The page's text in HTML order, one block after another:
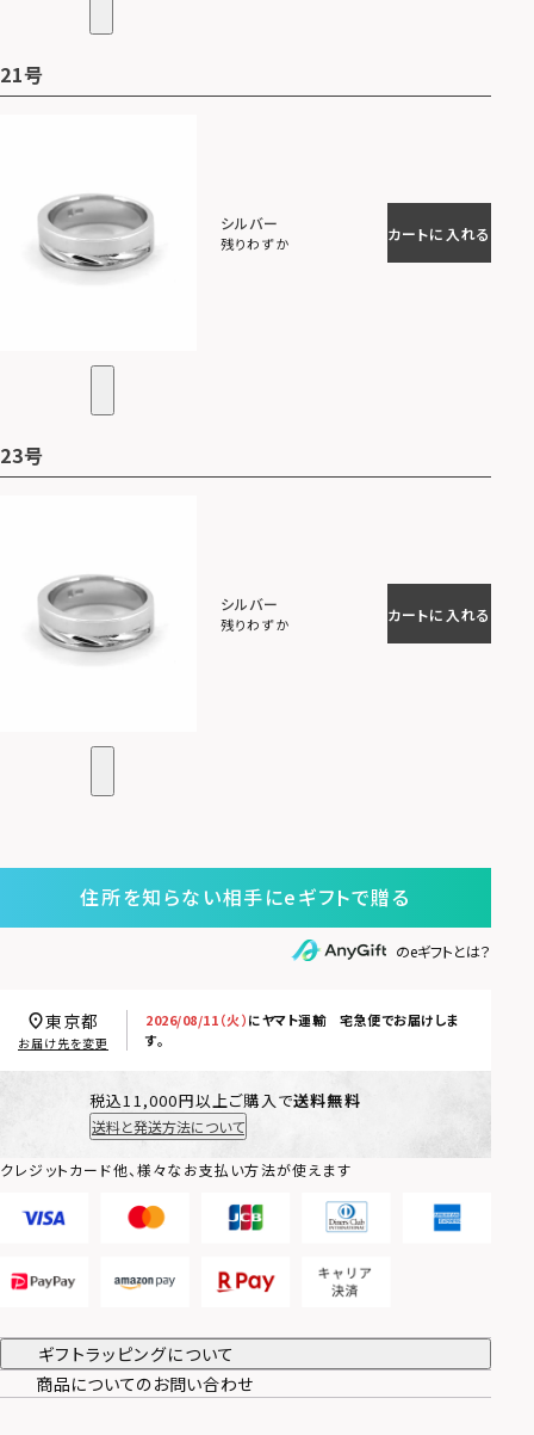
21号
シルバー
残りわずか
カートに入れる
23号
シルバー
残りわずか
カートに入れる
住所を知らない相手にeギフトで贈る
のeギフトとは？
2026/08/11（火）にヤマト運輸 宅急便でお届けしま
す。
東京都
お届け先を変更
税込11,000円以上ご購入で送料無料
送料と発送方法について
クレジットカード他、様々なお支払い方法が使えます
ギフトラッピングについて
商品についてのお問い合わせ